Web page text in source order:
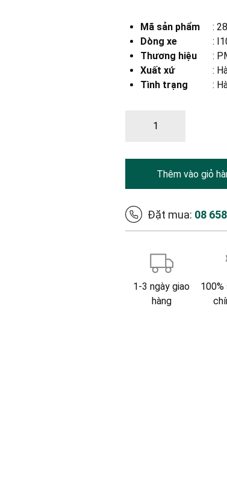
Mã sản phẩm :
Dòng xe
:
Thương hiệu
:
Xuất xứ
:
Tình trạng
:
Thêm vào giỏ
Đặt mua: 08
1-3 ngày giao
hàng
100%